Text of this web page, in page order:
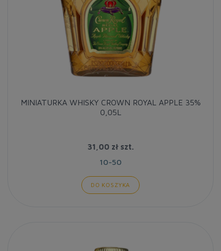
MINIATURKA WHISKY CROWN ROYAL APPLE 35%
0,05L
31,00 zł szt.
10-50
DO KOSZYKA